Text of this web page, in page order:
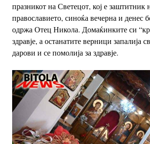
празникот на Светецот, кој е заштитник
православието, синоќа вечерна и денес
одржа Отец Никола. Домаќинките си
здравје, а останатите верници запалија
дарови и се помолија за здравје.